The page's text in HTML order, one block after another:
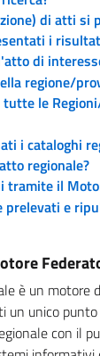
di atti si
i
di
regione/
le
i cataloghi
regionale?
tramite il
prelevati e
è un motore
un unico
con il